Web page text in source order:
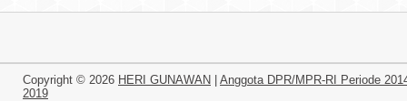
Copyright © 2026 HERI GUNAWAN
Anggota DPR/MPR-RI Periode
2019